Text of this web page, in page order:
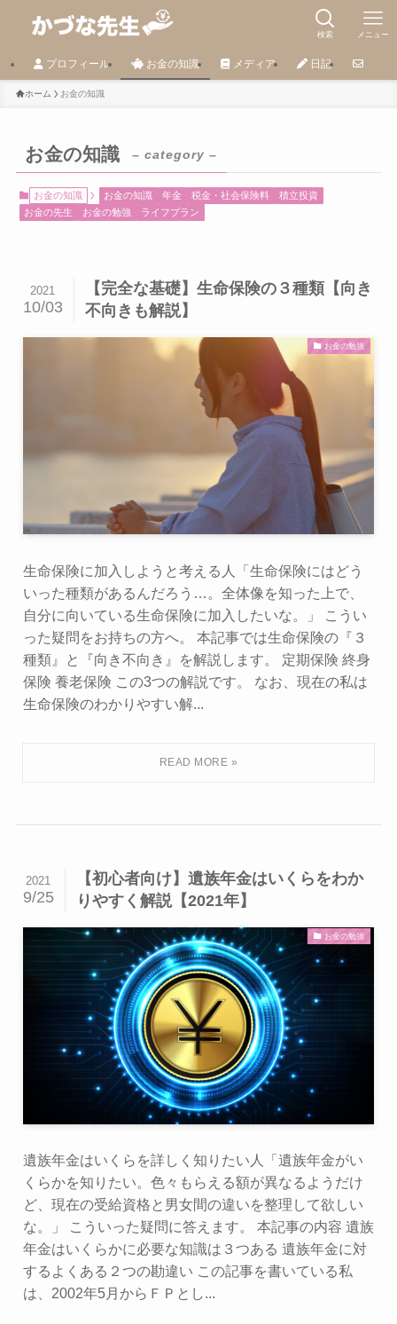
検索 メニュー
プロフィール お金の知識 メディア 日記
ホーム お金の知識
お金の知識 – category –
お金の知識 お金の知識 年金 税金・社会保険料
積立投資
お金の先生
お金の勉強 ライフプラン
【完全な基礎】生命保険の３種類【向き
不向きも解説】
2021
10/03
お金の勉強
生命保険に加入しようと考える人「生命保険にはどう
いった種類があるんだろう…。全体像を知った上で、
自分に向いている生命保険に加入したいな。」 こうい
った疑問をお持ちの方へ。 本記事では生命保険の『３
種類』と『向き不向き』を解説します。 定期保険 終身
保険 養老保険 この3つの解説です。 なお、現在の私は
生命保険のわかりやすい解...
【初心者向け】遺族年金はいくらをわか
りやすく解説【2021年】
2021
9/25
お金の勉強
遺族年金はいくらを詳しく知りたい人「遺族年金がい
くらかを知りたい。色々もらえる額が異なるようだけ
ど、現在の受給資格と男女間の違いを整理して欲しい
な。」 こういった疑問に答えます。 本記事の内容 遺族
年金はいくらかに必要な知識は３つある 遺族年金に対
するよくある２つの勘違い この記事を書いている私
は、2002年5月からＦＰとし...